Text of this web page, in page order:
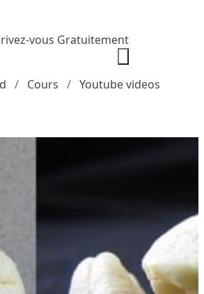
vous Gratuitement
Cours Youtube videos